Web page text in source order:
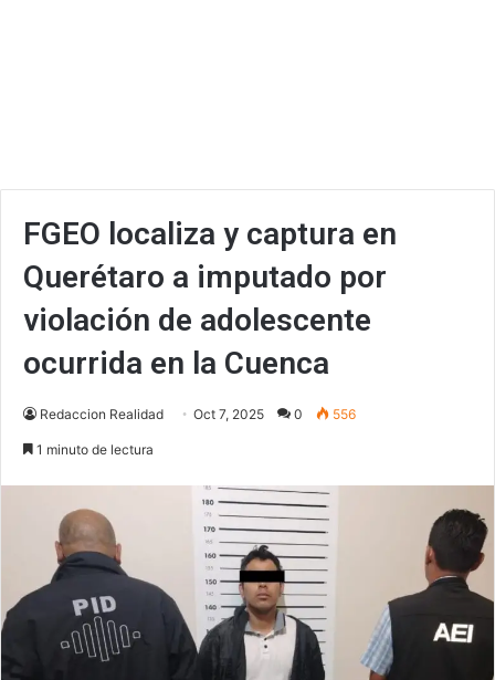
FGEO localiza y captura en
Querétaro a imputado por
violación de adolescente
ocurrida en la Cuenca
Redaccion Realidad Oct 7, 2025 0 556
1 minuto de lectura